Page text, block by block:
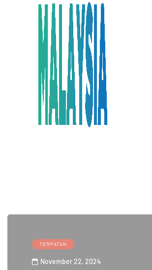
TEMPATAN
November 22, 2024